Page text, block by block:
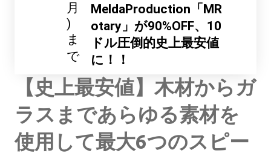
月
)
ま
で
MeldaProduction「MR
otary」が90%OFF、10
ドル圧倒的史上最安値
に！！
【史上最安値】木材からガ
ラスまであらゆる素材を
使用して最大6つのスピー